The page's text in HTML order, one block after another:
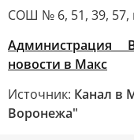
СОШ № 6, 51, 39,
Администрация
новости в Макс
Источник: Канал в
Воронежа"